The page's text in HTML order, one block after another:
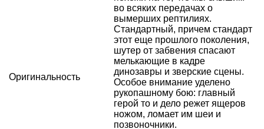
во всяких передачах о
вымерших рептилиях.
Оригинальность
Стандартный, причем стандарт
этот еще прошлого поколения,
шутер от забвения спасают
мелькающие в кадре
динозавры и зверские сцены.
Особое внимание уделено
рукопашному бою: главный
герой то и дело режет ящеров
ножом, ломает им шеи и
позвоночники.